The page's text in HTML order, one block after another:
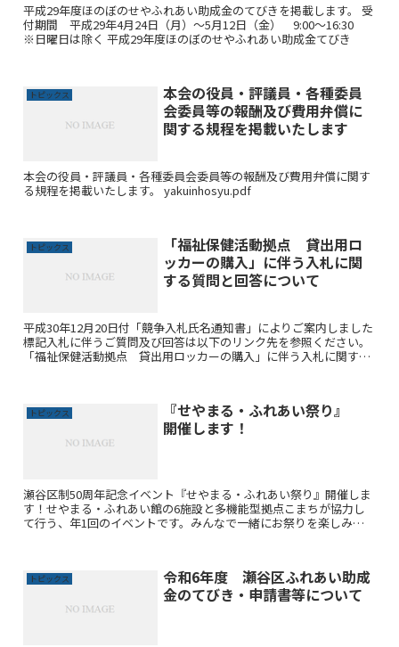
平成29年度ほのぼのせやふれあい助成金のてびきを掲載します。 受
付期間 平成29年4月24日（月）～5月12日（金） 9:00～16:30
※日曜日は除く 平成29年度ほのぼのせやふれあい助成金てびき
トピックス
本会の役員・評議員・各種委員
会委員等の報酬及び費用弁償に
関する規程を掲載いたします
本会の役員・評議員・各種委員会委員等の報酬及び費用弁償に関す
る規程を掲載いたします。 yakuinhosyu.pdf
トピックス
「福祉保健活動拠点 貸出用ロ
ッカーの購入」に伴う入札に関
する質問と回答について
平成30年12月20日付「競争入札氏名通知書」によりご案内しました
標記入札に伴うご質問及び回答は以下のリンク先を参照ください。
「福祉保健活動拠点 貸出用ロッカーの購入」に伴う入札に関する
トピックス
『せやまる・ふれあい祭り』
開催します！
瀬谷区制50周年記念イベント『せやまる・ふれあい祭り』開催しま
す！せやまる・ふれあい館の6施設と多機能型拠点こまちが協力し
て行う、年1回のイベントです。みんなで一緒にお祭りを楽しみま
トピックス
令和6年度 瀬谷区ふれあい助成
金のてびき・申請書等について